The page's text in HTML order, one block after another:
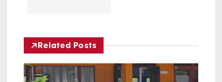
g
a
Related Posts